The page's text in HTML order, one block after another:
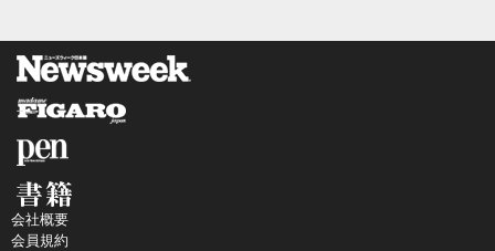
会社概要
会員規約